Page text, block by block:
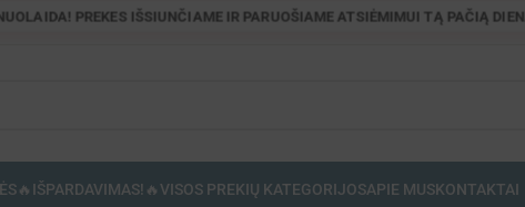
PREKES IŠSIUNČIAME IR PARUOŠIAME ATSIĖMIMUI TĄ PAČIĄ
🔥IŠPARDAVIMAS!🔥VISOS PREKIŲ KATEGORIJOSAPIE MUSKONTAKTAI